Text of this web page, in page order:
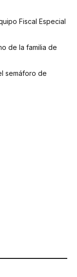
Fiscal Especial
de la familia de
semáforo de